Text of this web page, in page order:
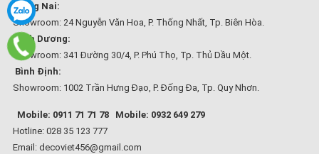
Đồng Nai:
Showroom: 24 Nguyễn Văn Hoa, P. Thống Nhất, Tp. Biên Hòa.
Bình Dương:
Showroom: 341 Đường 30/4, P. Phú Thọ, Tp. Thủ Dầu Một.
Bình Định:
Showroom: 1002 Trần Hưng Đạo, P. Đống Đa, Tp. Quy Nhơn.
Mobile: 0911 71 71 78
Mobile: 0932 649 279
Hotline: 028 35 123 777
Email: decoviet456@gmail.com